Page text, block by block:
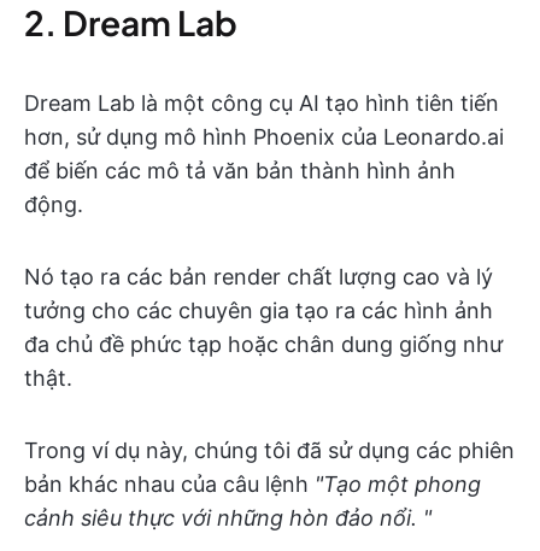
2. Dream Lab
Dream Lab là một công cụ AI tạo hình tiên tiến
hơn, sử dụng mô hình Phoenix của Leonardo.ai
để biến các mô tả văn bản thành hình ảnh
động.
Nó tạo ra các bản render chất lượng cao và lý
tưởng cho các chuyên gia tạo ra các hình ảnh
đa chủ đề phức tạp hoặc chân dung giống như
thật.
Trong ví dụ này, chúng tôi đã sử dụng các phiên
bản khác nhau của câu lệnh "Tạo một phong
cảnh siêu thực với những hòn đảo nổi. "